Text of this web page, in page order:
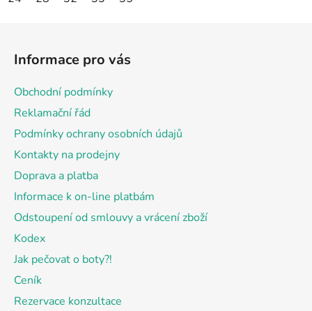
Informace pro vás
Obchodní podmínky
Reklamační řád
Podmínky ochrany osobních údajů
Kontakty na prodejny
Doprava a platba
Informace k on-line platbám
Odstoupení od smlouvy a vrácení zboží
Kodex
Jak pečovat o boty?!
Ceník
Rezervace konzultace